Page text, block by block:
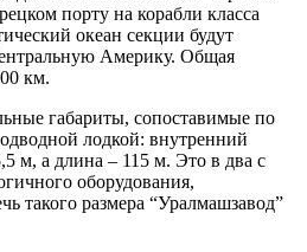
порту на корабли класса
океан секции будут
Америку. Общая
км.
габариты, сопоставимые по
лодкой: внутренний
м, а длина – 115 м. Это в два с
оборудования,
такого размера “Уралмашзавод”